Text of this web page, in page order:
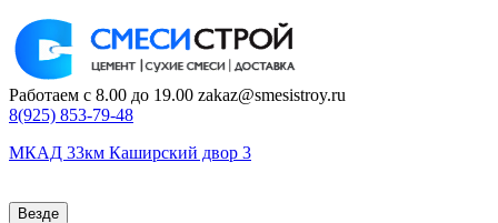
Работаем с 8.00 до 19.00 zakaz@smesistroy.ru
8(925) 853-79-48
МКАД 33км Каширский двор 3
Везде